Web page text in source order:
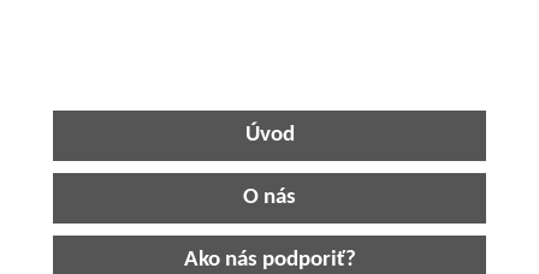
Úvod
O nás
Ako nás podporiť?